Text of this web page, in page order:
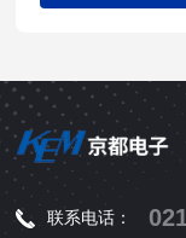
联系电话：